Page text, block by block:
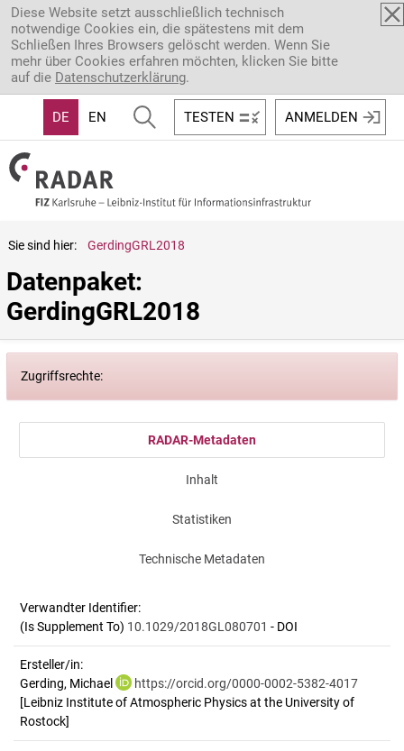
Direkt zum Inhalt
Diese Website setzt ausschließlich technisch
notwendige Cookies ein, die spätestens mit dem
Schließen Ihres Browsers gelöscht werden. Wenn Sie
mehr über Cookies erfahren möchten, klicken Sie bitte
auf die Datenschutzerklärung.
DE EN TESTEN ANMELDEN
Sie sind hier: GerdingGRL2018
Datenpaket:
GerdingGRL2018
Zugriffsrechte:
RADAR-Metadaten
Inhalt
Statistiken
Technische Metadaten
Verwandter Identifier:
(Is Supplement To) 10.1029/2018GL080701 - DOI
Ersteller/in:
Gerding, Michael
https://orcid.org/0000-0002-5382-4017
[Leibniz Institute of Atmospheric Physics at the University of
Rostock]